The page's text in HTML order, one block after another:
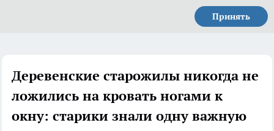
Принять
Деревенские старожилы никогда не
ложились на кровать ногами к
окну: старики знали одну важную